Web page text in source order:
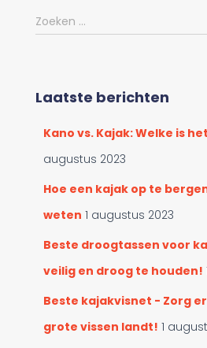
d
c
Z
o
n
Zoeken …
Laatste berichten
Kano vs. Kajak: Welke is
augustus 2023
Hoe een kajak op te
weten 1 augustus 2023
Beste droogtassen voor
veilig en droog te houden!
Beste kajakvisnet - Zorg
grote vissen landt! 1